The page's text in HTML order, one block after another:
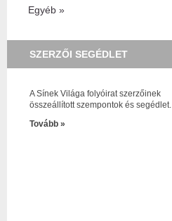
Egyéb »
SZERZŐI SEGÉDLET
A Sínek Világa folyóirat szerzőinek
összeállított szempontok és segédlet.
Tovább »